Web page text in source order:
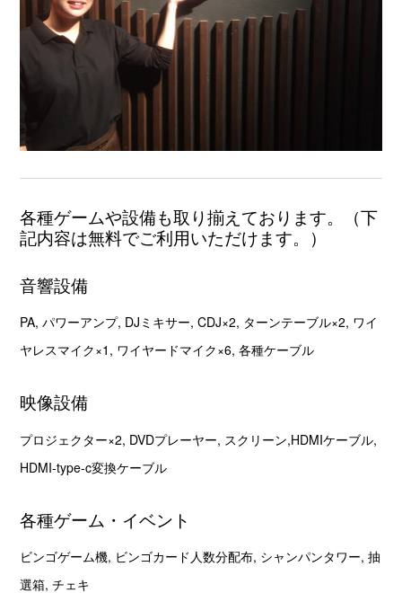
各種ゲームや設備も取り揃えております。（下
記内容は無料でご利用いただけます。）
音響設備
PA, パワーアンプ, DJミキサー, CDJ×2, ターンテーブル×2, ワイ
ヤレスマイク×1, ワイヤードマイク×6, 各種ケーブル
映像設備
プロジェクター×2, DVDプレーヤー, スクリーン,HDMIケーブル,
HDMI‐type-c変換ケーブル
各種ゲーム・イベント
ビンゴゲーム機, ビンゴカード人数分配布, シャンパンタワー, 抽
選箱, チェキ